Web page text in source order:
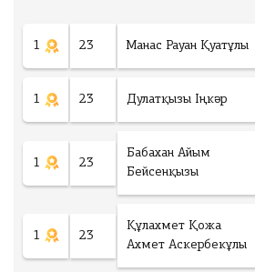
1 23 Манас Рауан Қуатұлы
1 23 Дулатқызы Іңкәр
1 23
Бабахан Айым
Бейсенқызы
1 23
Құлахмет Қожа
Ахмет Аскербекұлы